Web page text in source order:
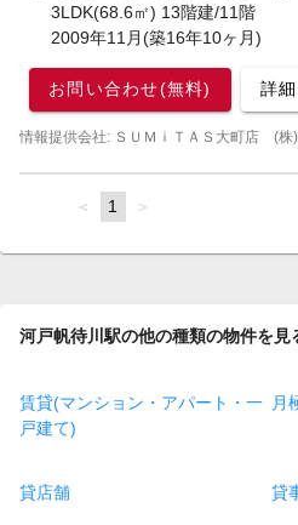
3LDK(68.6㎡) 13階建/11階
2009年11月(築16年10ヶ月)
お問い合わせ(無料) 詳
情報提供会社: ＳＵＭｉＴＡＳ大町店 (
page
You're
page
1 page
河戸帆待川駅の他の種類の物件を見
賃貸(マンション・アパート・一
戸建て)
月
貸店舗 貸